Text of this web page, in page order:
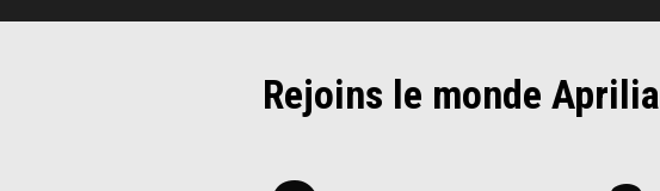
Rejoins le monde Aprilia